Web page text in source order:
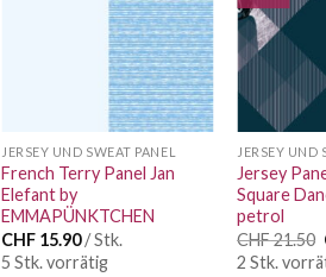
JERSEY UND SWEAT PANEL
French Terry Panel Jan
Elefant by
EMMAPÜNKTCHEN
CHF 15.90/ Stk.
5 Stk. vorrätig
JERSEY UND
Jersey
Square
petrol
CHF21.50
2 Stk.